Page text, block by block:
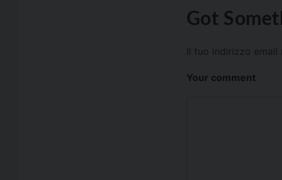
Got
Il tuo indirizzo
Your comment